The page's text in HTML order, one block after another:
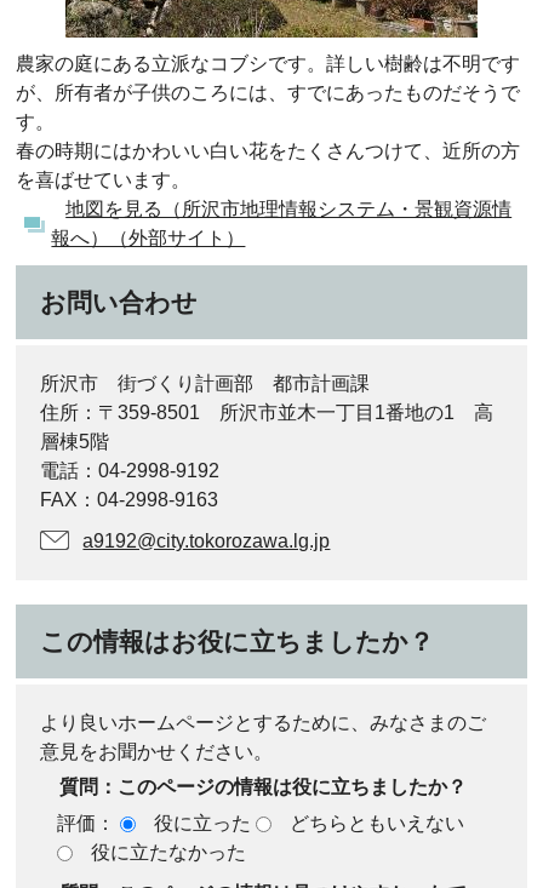
農家の庭にある立派なコブシです。詳しい樹齢は不明です
が、所有者が子供のころには、すでにあったものだそうで
す。
春の時期にはかわいい白い花をたくさんつけて、近所の方
を喜ばせています。
地図を見る（所沢市地理情報システム・景観資源情
報へ）（外部サイト）
お問い合わせ
所沢市 街づくり計画部 都市計画課
住所：〒359-8501 所沢市並木一丁目1番地の1 高
層棟5階
電話：04-2998-9192
FAX：04-2998-9163
a9192@city.tokorozawa.lg.jp
この情報はお役に立ちましたか？
より良いホームページとするために、みなさまのご
意見をお聞かせください。
質問：このページの情報は役に立ちましたか？
評価：
役に立った
どちらともいえない
役に立たなかった